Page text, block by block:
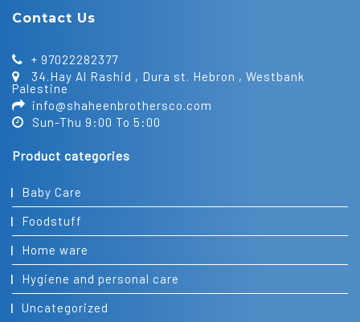
Contact Us
+ 97022282377
34.Hay Al Rashid , Dura st. Hebron , Westbank
Palestine
info@shaheenbrothersco.com
Sun-Thu 9:00 To 5:00
Product categories
Baby Care
Foodstuff
Home ware
Hygiene and personal care
Uncategorized